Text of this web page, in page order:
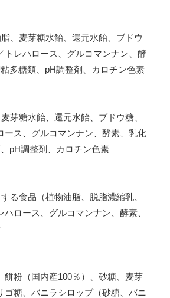
、麦芽糖水飴、還元水飴、ブドウ
レハロース、グルコマンナン、酵
多糖類、pH調整剤、カロチン色素
芽糖水飴、還元水飴、ブドウ糖、
ス、グルコマンナン、酵素、乳化
pH調整剤、カロチン色素
る食品（植物油脂、脱脂濃縮乳、
ロース、グルコマンナン、酵素、
粉（国内産100％）、砂糖、麦芽
糖、バニラシロップ（砂糖、バニ